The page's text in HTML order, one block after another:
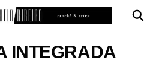
INTEGRADA